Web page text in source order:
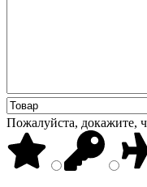
Пожалуйста, докажите,